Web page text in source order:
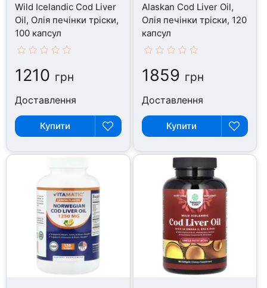
Wild Icelandic Cod Liver
Oil, Олія печінки тріски,
100 капсул
1210 грн
Доставлення
Купити
Alaskan Cod Liver Oil,
Олія печінки тріски, 120
капсул
1859 грн
Доставлення
Купити